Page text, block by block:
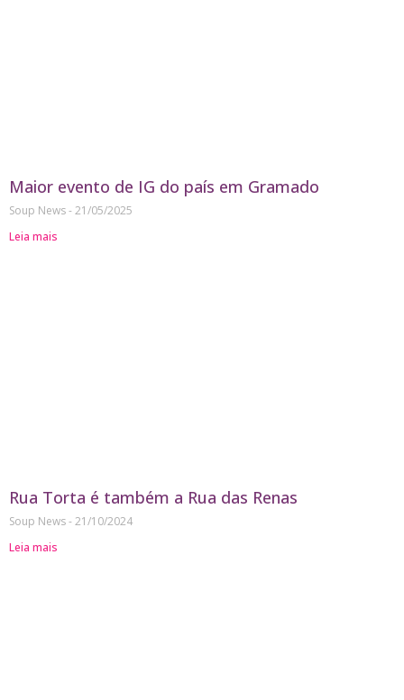
Maior evento de IG do país em Gramado
Soup News 21/05/2025
Leia mais
Rua Torta é também a Rua das Renas
Soup News 21/10/2024
Leia mais